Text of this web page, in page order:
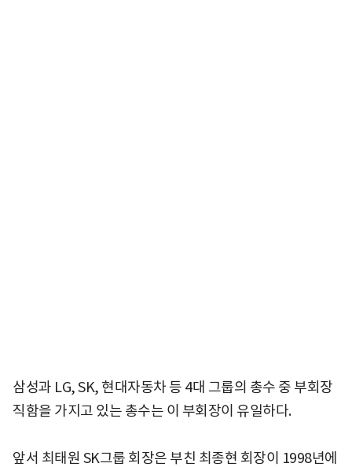
삼성과 LG, SK, 현대자동차 등 4대 그룹의 총수 중 부회장
직함을 가지고 있는 총수는 이 부회장이 유일하다.
앞서 최태원 SK그룹 회장은 부친 최종현 회장이 1998년에